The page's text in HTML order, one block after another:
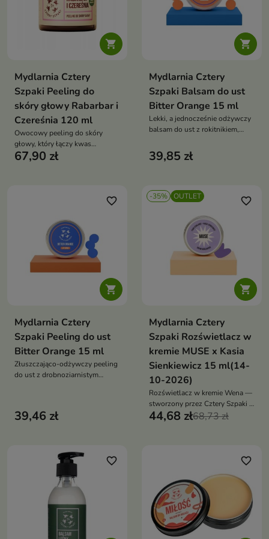

Mydlarnia Cztery
Szpaki Peeling do
skóry głowy Rabarbar i
Czereśnia 120 ml
Owocowy peeling do skóry
głowy, który łączy kwas
migdałowy i drobinki z pestek,
67,90 zł

Mydlarnia Cztery
Szpaki Balsam do ust
Bitter Orange 15 ml
Lekki, a jednocześnie odżywczy
balsam do ust z rokitnikiem,
borówki japońskiej — zapewnia
miękkość, regenerację i ochronę,
39,85 zł

favorite_border
Mydlarnia Cztery
Szpaki Peeling do ust
Bitter Orange 15 ml
Złuszczająco-odżywczy peeling
do ust z drobnoziarnistym
regeneruje i przywraca ustom
39,46 zł
-35% OUTLET

favorite_border
Mydlarnia Cztery
Szpaki Rozświetlacz w
kremie MUSE x Kasia
Sienkiewicz 15 ml(14-
10-2026)
Rozświetlacz w kremie Wena —
stworzony przez Cztery Szpaki i
Kasię Sienkiewicz — nadaje
elastycznej skóry, bez brokatu i
bez pudrowości
44,68 zł68,73 zł
favorite_border favorite_border